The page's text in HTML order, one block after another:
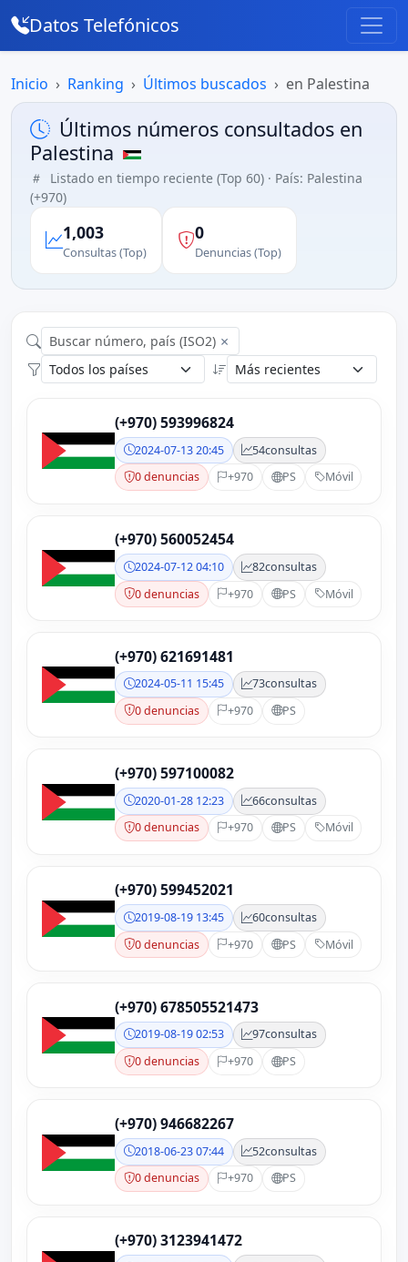
Datos Telefónicos
Inicio Ranking Últimos buscados en Palestina
Últimos números consultados en
Palestina
Listado en tiempo reciente (Top 60) · País: Palestina
(+970)
1,003
Consultas (Top)
0
Denuncias (Top)
×
(+970) 593996824
2024-07-13 20:45 54consultas
0 denuncias
+970 PS Móvil
(+970) 560052454
2024-07-12 04:10 82consultas
0 denuncias
+970 PS Móvil
(+970) 621691481
2024-05-11 15:45 73consultas
0 denuncias
+970 PS
(+970) 597100082
2020-01-28 12:23 66consultas
0 denuncias
+970 PS Móvil
(+970) 599452021
2019-08-19 13:45 60consultas
0 denuncias
+970 PS Móvil
(+970) 678505521473
2019-08-19 02:53 97consultas
0 denuncias
+970 PS
(+970) 946682267
2018-06-23 07:44 52consultas
0 denuncias
+970 PS
(+970) 3123941472